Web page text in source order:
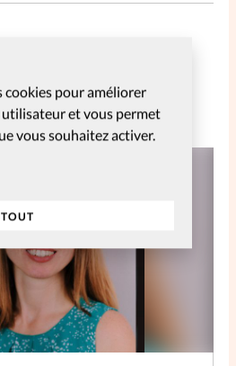
cookies pour améliorer
et vous permet
vous souhaitez activer.